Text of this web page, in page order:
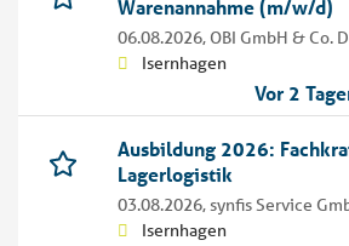
Warenannahme (m/w/d)
06.08.2026, OBI GmbH & Co.
Isernhagen
Vor 2
Ausbildung 2026:
Lagerlogistik
03.08.2026,synfis Service
Isernhagen